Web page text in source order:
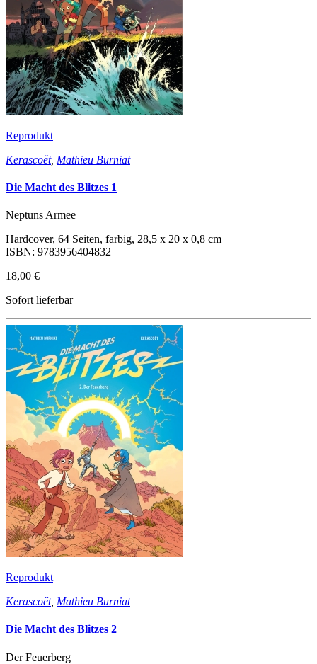
Reprodukt
Kerascoët, Mathieu Burniat
Die Macht des Blitzes 1
Neptuns Armee
Hardcover, 64 Seiten, farbig, 28,5 x 20 x 0,8 cm
ISBN: 9783956404832
18,00 €
Sofort lieferbar
Reprodukt
Kerascoët, Mathieu Burniat
Die Macht des Blitzes 2
Der Feuerberg